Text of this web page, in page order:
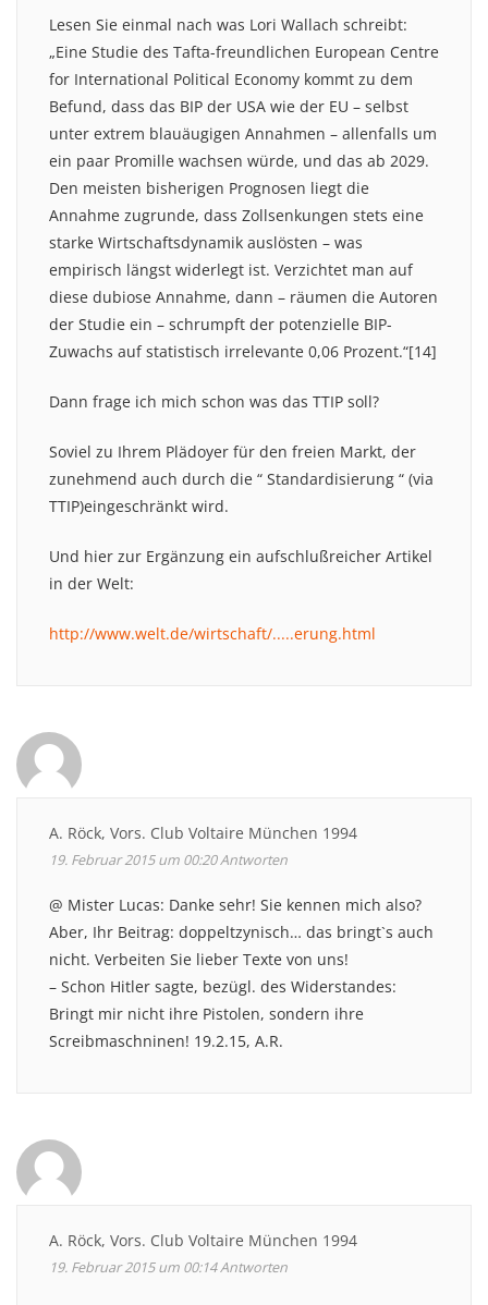
Lesen Sie einmal nach was Lori Wallach schreibt:
„Eine Studie des Tafta-freundlichen European Centre
for International Political Economy kommt zu dem
Befund, dass das BIP der USA wie der EU – selbst
unter extrem blauäugigen Annahmen – allenfalls um
ein paar Promille wachsen würde, und das ab 2029.
Den meisten bisherigen Prognosen liegt die
Annahme zugrunde, dass Zollsenkungen stets eine
starke Wirtschaftsdynamik auslösten – was
empirisch längst widerlegt ist. Verzichtet man auf
diese dubiose Annahme, dann – räumen die Autoren
der Studie ein – schrumpft der potenzielle BIP-
Zuwachs auf statistisch irrelevante 0,06 Prozent.“[14]
Dann frage ich mich schon was das TTIP soll?
Soviel zu Ihrem Plädoyer für den freien Markt, der
zunehmend auch durch die “ Standardisierung “ (via
TTIP)eingeschränkt wird.
Und hier zur Ergänzung ein aufschlußreicher Artikel
in der Welt:
http://www.welt.de/wirtschaft/.....erung.html
A. Röck, Vors. Club Voltaire München 1994
19. Februar 2015 um 00:20Antworten
@ Mister Lucas: Danke sehr! Sie kennen mich also?
Aber, Ihr Beitrag: doppeltzynisch… das bringt`s auch
nicht. Verbeiten Sie lieber Texte von uns!
– Schon Hitler sagte, bezügl. des Widerstandes:
Bringt mir nicht ihre Pistolen, sondern ihre
Screibmaschninen! 19.2.15, A.R.
A. Röck, Vors. Club Voltaire München 1994
19. Februar 2015 um 00:14Antworten